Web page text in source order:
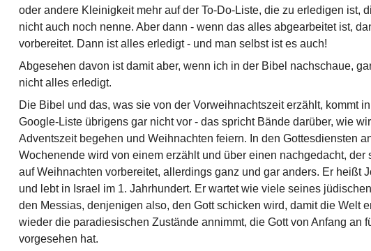
oder andere Kleinigkeit mehr auf der To-Do-Liste, die zu erledigen ist,
nicht auch noch nenne. Aber dann - wenn das alles abgearbeitet ist,
vorbereitet. Dann ist alles erledigt - und man selbst ist es auch!
Abgesehen davon ist damit aber, wenn ich in der Bibel nachschaue,
nicht alles erledigt.
Die Bibel und das, was sie von der Vorweihnachtszeit erzählt, kommt
Google-Liste übrigens gar nicht vor - das spricht Bände darüber, wie
Adventszeit begehen und Weihnachten feiern. In den Gottesdiensten
Wochenende wird von einem erzählt und über einen nachgedacht, der
auf Weihnachten vorbereitet, allerdings ganz und gar anders. Er heißt
und lebt in Israel im 1. Jahrhundert. Er wartet wie viele seines
den Messias, denjenigen also, den Gott schicken wird, damit die Welt
wieder die paradiesischen Zustände annimmt, die Gott von Anfang an
vorgesehen hat.